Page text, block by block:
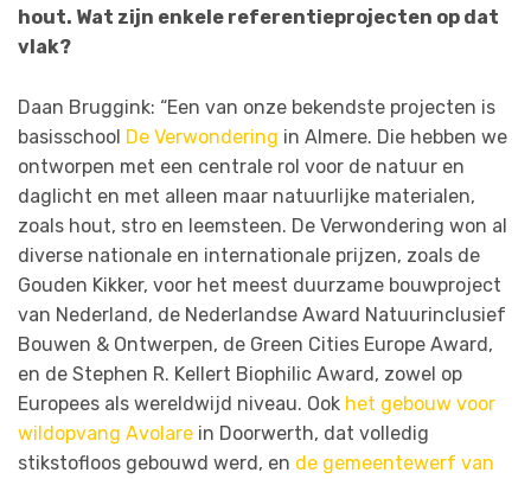
hout. Wat zijn enkele referentieprojecten op dat
vlak?
Daan Bruggink: “Een van onze bekendste projecten is
basisschool De Verwondering in Almere. Die hebben we
ontworpen met een centrale rol voor de natuur en
daglicht en met alleen maar natuurlijke materialen,
zoals hout, stro en leemsteen. De Verwondering won al
diverse nationale en internationale prijzen, zoals de
Gouden Kikker, voor het meest duurzame bouwproject
van Nederland, de Nederlandse Award Natuurinclusief
Bouwen & Ontwerpen, de Green Cities Europe Award,
en de Stephen R. Kellert Biophilic Award, zowel op
Europees als wereldwijd niveau. Ook het gebouw voor
wildopvang Avolare in Doorwerth, dat volledig
stikstofloos gebouwd werd, en de gemeentewerf van